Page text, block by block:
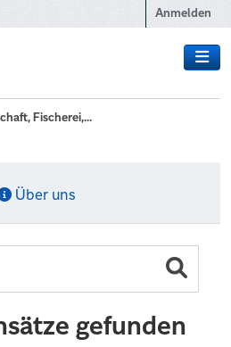
Anmelden
Fischerei,...
Über uns
gefunden